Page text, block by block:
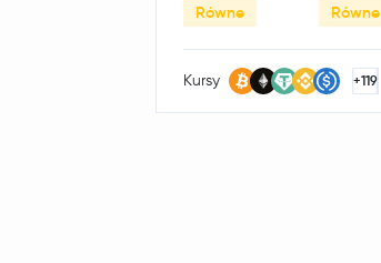
Równe Równe
Kursy +119